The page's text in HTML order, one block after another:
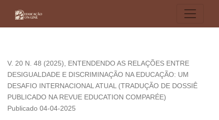
V. 20 N. 48 (2025), ENTENDENDO AS RELAÇÕES ENTRE
DESIGUALDADE E DISCRIMINAÇÃO NA EDUCAÇÃO: UM
DESAFIO INTERNACIONAL ATUAL (TRADUÇÃO DE DOSSIÊ
PUBLICADO NA REVUE EDUCATION COMPARÉE)
Publicado 04-04-2025